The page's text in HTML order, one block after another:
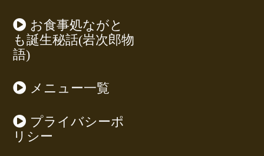
お食事処ながと
も誕生秘話(岩次郎物
語)
メニュー一覧
プライバシーポ
リシー